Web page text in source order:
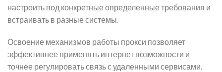
настроить под конкретные определенные требования и
встраивать в разные системы.
Освоение механизмов работы прокси позволяет
эффективнее применять интернет возможности и
точнее регулировать связь с удаленными сервисами.